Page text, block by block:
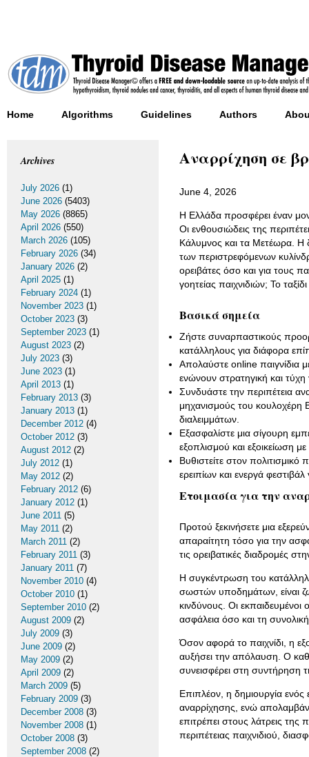
Home Algorithms Guidelines Authors
Αναρρίχηση σε
June 4, 2026
Η Ελλάδα προσφέρει έναν
Οι ενθουσιώδεις της
Κάλυμνος και τα Μετέωρα. Η
των περιστρεφόμενων
ορειβάτες όσο και για τους
γοητείας παιχνιδιών; Το
Βασικά σημεία
Ζήστε συναρπαστικούς
κατάλληλους για διάφορα
Απολαύστε online παιγνίδια
ενώνουν στρατηγική και τύχη
Συνδυάστε την περιπέτεια
μηχανισμούς του κουλοχέρη
διαλειμμάτων.
Εξασφαλίστε μια σίγουρη
εξοπλισμού και εξοικείωση
Βυθιστείτε στον
ερειπίων και ενεργά
Ετοιμασία για την
Προτού ξεκινήσετε μια
απαραίτητη τόσο για την
τις ορειβατικές διαδρομές
Η συγκέντρωση του
σωστών υποδημάτων, είναι
κινδύνους. Οι
ασφάλεια όσο και τη
Όσον αφορά το παιχνίδι, η
αυξήσει την απόλαυση. Ο
συνεισφέρει στη
Επιπλέον, η δημιουργία
αναρρίχησης, ενώ
επιτρέπει στους λάτρεις της
περιπέτειας παιχνιδιού,
Archives
July 2026 (1)
June 2026 (5403)
May 2026 (8865)
April 2026 (550)
March 2026 (105)
February 2026 (34)
January 2026 (2)
April 2025 (1)
February 2024 (1)
November 2023 (1)
October 2023 (3)
September 2023 (1)
August 2023 (2)
July 2023 (3)
June 2023 (1)
April 2013 (1)
February 2013 (3)
January 2013 (1)
December 2012 (4)
October 2012 (3)
August 2012 (2)
July 2012 (1)
May 2012 (2)
February 2012 (6)
January 2012 (1)
June 2011 (5)
May 2011 (2)
March 2011 (2)
February 2011 (3)
January 2011 (7)
November 2010 (4)
October 2010 (1)
September 2010 (2)
August 2009 (2)
July 2009 (3)
June 2009 (2)
May 2009 (2)
April 2009 (2)
March 2009 (5)
February 2009 (3)
December 2008 (3)
November 2008 (1)
October 2008 (3)
September 2008 (2)